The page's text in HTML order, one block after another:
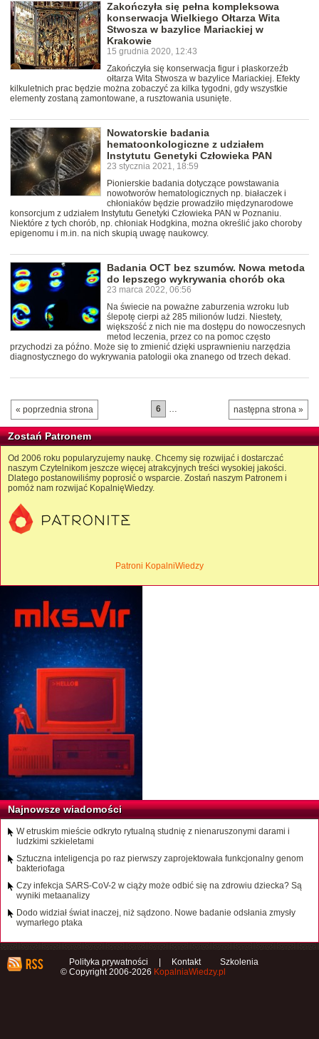
Zakończyła się pełna kompleksowa
konserwacja Wielkiego Ołtarza Wita
Stwosza w bazylice Mariackiej w
Krakowie
15 grudnia 2020, 12:43
Zakończyła się konserwacja figur i płaskorzeźb
ołtarza Wita Stwosza w bazylice Mariackiej. Efekty
kilkuletnich prac będzie można zobaczyć za kilka tygodni, gdy wszystkie
elementy zostaną zamontowane, a rusztowania usunięte.
Nowatorskie badania
hematoonkologiczne z udziałem
Instytutu Genetyki Człowieka PAN
23 stycznia 2021, 18:59
Pionierskie badania dotyczące powstawania
nowotworów hematologicznych np. białaczek i
chłoniaków będzie prowadziło międzynarodowe
konsorcjum z udziałem Instytutu Genetyki Człowieka PAN w Poznaniu.
Niektóre z tych chorób, np. chłoniak Hodgkina, można określić jako choroby
epigenomu i m.in. na nich skupią uwagę naukowcy.
Badania OCT bez szumów. Nowa metoda
do lepszego wykrywania chorób oka
23 marca 2022, 06:56
Na świecie na poważne zaburzenia wzroku lub
ślepotę cierpi aż 285 milionów ludzi. Niestety,
większość z nich nie ma dostępu do nowoczesnych
metod leczenia, przez co na pomoc często
przychodzi za późno. Może się to zmienić dzięki usprawnieniu narzędzia
diagnostycznego do wykrywania patologii oka znanego od trzech dekad.
« poprzednia strona następna strona »
6 …
Zostań Patronem
Od 2006 roku popularyzujemy naukę. Chcemy się rozwijać i dostarczać
naszym Czytelnikom jeszcze więcej atrakcyjnych treści wysokiej jakości.
Dlatego postanowiliśmy poprosić o wsparcie. Zostań naszym Patronem i
pomóż nam rozwijać KopalnięWiedzy.
Patroni KopalniWiedzy
Najnowsze wiadomości
W etruskim mieście odkryto rytualną studnię z nienaruszonymi darami i
ludzkimi szkieletami
Sztuczna inteligencja po raz pierwszy zaprojektowała funkcjonalny genom
bakteriofaga
Czy infekcja SARS-CoV-2 w ciąży może odbić się na zdrowiu dziecka? Są
wyniki metaanalizy
Dodo widział świat inaczej, niż sądzono. Nowe badanie odsłania zmysły
wymarłego ptaka
Polityka prywatności Kontakt
Szkolenia
© Copyright 2006-2026 KopalniaWiedzy.pl